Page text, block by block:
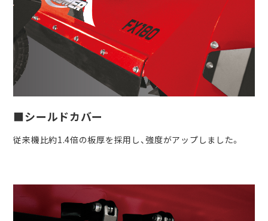
■シールドカバー
従来機比約1.4倍の板厚を採用し、強度がアップしました。